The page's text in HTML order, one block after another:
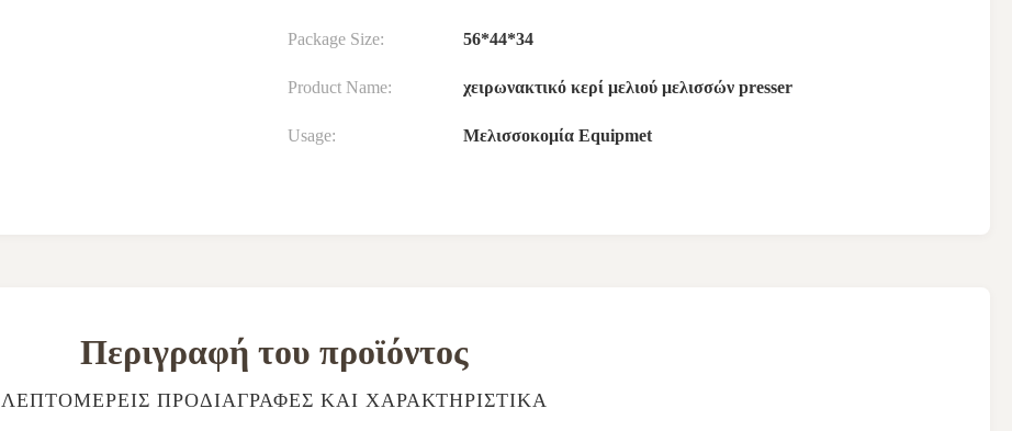
Package Size: 56*44*34
Product Name: χειρωνακτικό κερί μελιού μελισσών presser
Usage: Μελισσοκομία Equipmet
Περιγραφή του προϊόντος
ΛΕΠΤΟΜΕΡΕΊΣ ΠΡΟΔΙΑΓΡΑΦΈΣ ΚΑΙ ΧΑΡΑΚΤΗΡΙΣΤΙΚΆ